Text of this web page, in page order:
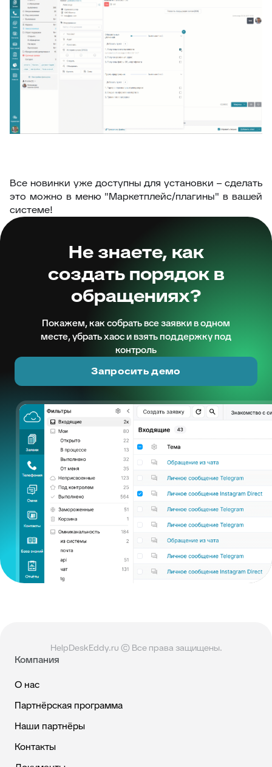
Все новинки уже доступны для установки – сделать
это можно в меню "Маркетплейc/плагины" в вашей
системе!
Не знаете, как
создать порядок в
обращениях?
Покажем, как собрать все заявки в одном
месте, убрать хаос и взять поддержку под
контроль
Запросить демо
HelpDeskEddy.ru © Все права защищены.
Компания
О нас
Партнёрская программа
Наши партнёры
Контакты